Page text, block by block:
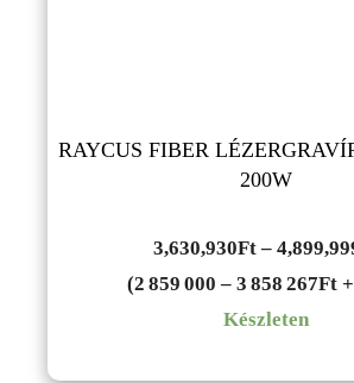
RAYCUS FIBER
200W
3,630,930Ft –
(2 859 000 – 3 858 267Ft
Készleten